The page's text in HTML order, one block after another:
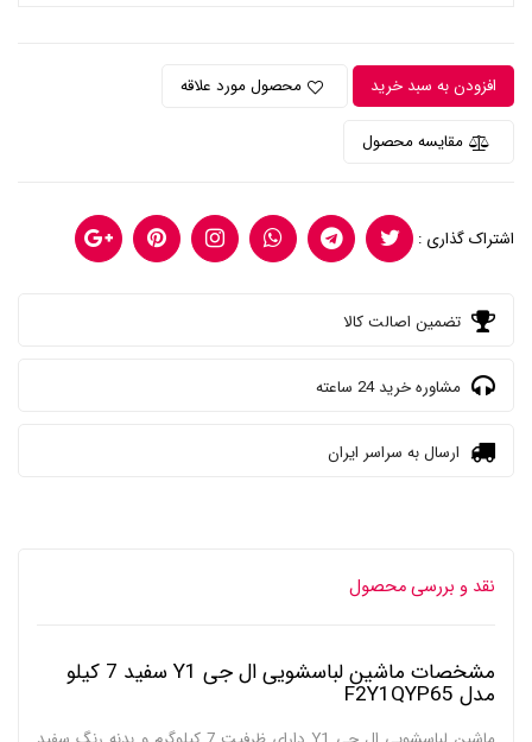
افزودن به سبد خرید محصول مورد علاقه
مقایسه محصول
اشتراک گذاری :
تضمین اصالت کالا
مشاوره خرید 24 ساعته
ارسال به سراسر ایران
نقد و بررسی محصول
مشخصات ماشین لباسشویی ال جی Y1 سفید 7 کیلو
مدل F2Y1QYP65